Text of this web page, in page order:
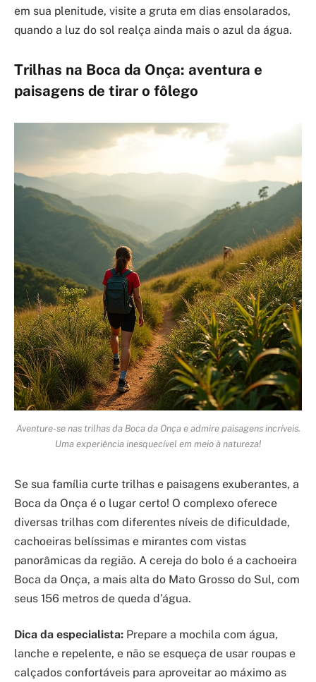
em sua plenitude, visite a gruta em dias ensolarados,
quando a luz do sol realça ainda mais o azul da água.
Trilhas na Boca da Onça: aventura e
paisagens de tirar o fôlego
Aventure-se nas trilhas da Boca da Onça e admire paisagens incríveis.
Uma experiência inesquecível em meio à natureza!
Se sua família curte trilhas e paisagens exuberantes, a
Boca da Onça é o lugar certo! O complexo oferece
diversas trilhas com diferentes níveis de dificuldade,
cachoeiras belíssimas e mirantes com vistas
panorâmicas da região. A cereja do bolo é a cachoeira
Boca da Onça, a mais alta do Mato Grosso do Sul, com
seus 156 metros de queda d’água.
Dica da especialista: Prepare a mochila com água,
lanche e repelente, e não se esqueça de usar roupas e
calçados confortáveis para aproveitar ao máximo as